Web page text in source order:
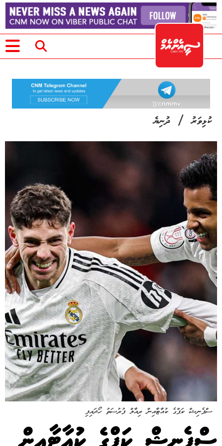
ކުޅިވަރު/ ދުނިޔެ
ސްޕެނިޝް ކަޕްގެ ކުއާޓާއިން ރިއާލް ފުރުސަތު ހޯދައިފި
ސްޕެނިޝް ކަޕްގެ ކުއާޓާއިން